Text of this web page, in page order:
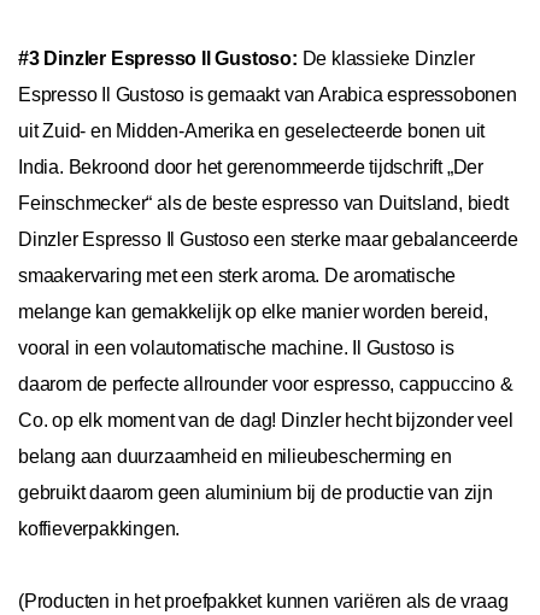
#3 Dinzler Espresso Il Gustoso: De klassieke Dinzler
Espresso Il Gustoso is gemaakt van Arabica espressobonen
uit Zuid- en Midden-Amerika en geselecteerde bonen uit
India. Bekroond door het gerenommeerde tijdschrift „Der
Feinschmecker“ als de beste espresso van Duitsland, biedt
Dinzler Espresso Il Gustoso een sterke maar gebalanceerde
smaakervaring met een sterk aroma. De aromatische
melange kan gemakkelijk op elke manier worden bereid,
vooral in een volautomatische machine. Il Gustoso is
daarom de perfecte allrounder voor espresso, cappuccino &
Co. op elk moment van de dag! Dinzler hecht bijzonder veel
belang aan duurzaamheid en milieubescherming en
gebruikt daarom geen aluminium bij de productie van zijn
koffieverpakkingen.
(Producten in het proefpakket kunnen variëren als de vraag